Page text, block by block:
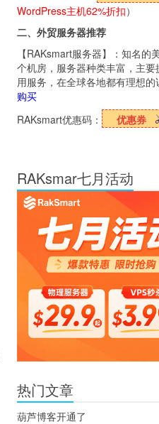
WordPress主机62%折扣）
二、外贸服务器推荐
【RAKsmart服务器】：知名的
个机房，服务器种类丰富，主
用服务，在全球各地都有理想的
购买
RAKsmart优惠码：
优惠券
RAKsmar七月活动
热门文章
葫芦博客开通了